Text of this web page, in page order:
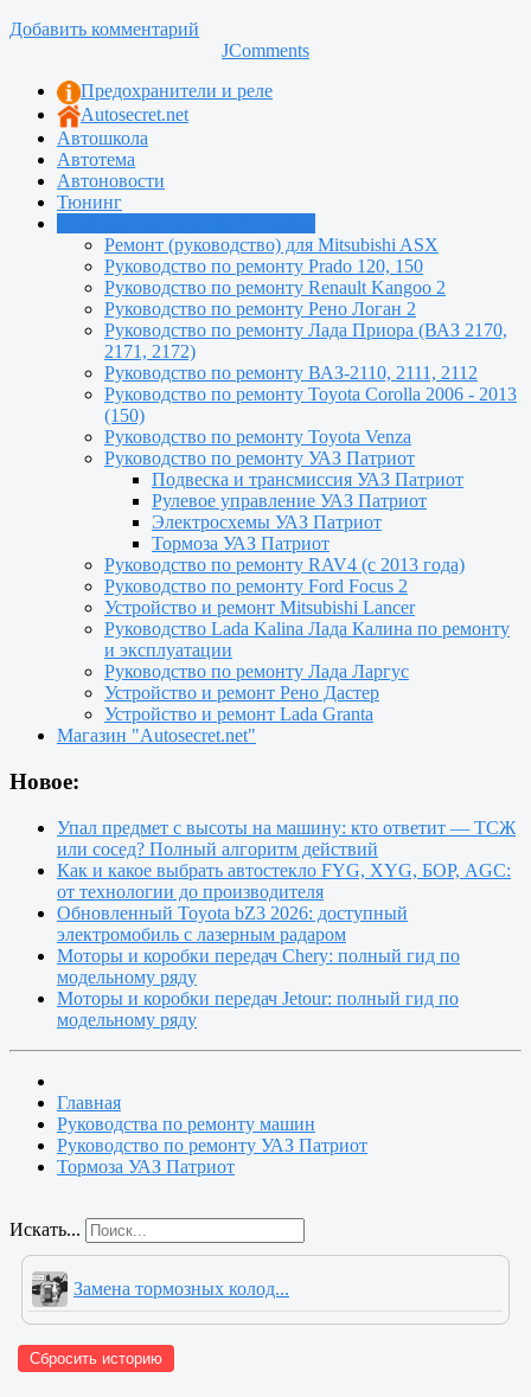
Добавить комментарий
JComments
Предохранители и реле
Autosecret.net
Автошкола
Автотема
Автоновости
Тюнинг
Ремонт (руководство) для Mitsubishi ASX
Руководство по ремонту Prado 120, 150
Руководство по ремонту Renault Kangoo 2
Руководство по ремонту Рено Логан 2
Руководство по ремонту Лада Приора (ВАЗ 2170,
2171, 2172)
Руководство по ремонту ВАЗ-2110, 2111, 2112
Руководство по ремонту Toyota Сorolla 2006 - 2013
(150)
Руководство по ремонту Toyota Venza
Руководство по ремонту УАЗ Патриот
Подвеска и трансмиссия УАЗ Патриот
Рулевое управление УАЗ Патриот
Электросхемы УАЗ Патриот
Тормоза УАЗ Патриот
Руководство по ремонту RAV4 (с 2013 года)
Руководство по ремонту Ford Focus 2
Устройство и ремонт Mitsubishi Lancer
Руководство Lada Kalina Лада Калина по ремонту
и эксплуатации
Руководство по ремонту Лада Ларгус
Устройство и ремонт Рено Дастер
Устройство и ремонт Lada Granta
Магазин "Autosecret.net"
Новое:
Упал предмет с высоты на машину: кто ответит — ТСЖ
или сосед? Полный алгоритм действий
Как и какое выбрать автостекло FYG, XYG, БОР, AGC:
от технологии до производителя
Обновленный Toyota bZ3 2026: доступный
электромобиль с лазерным радаром
Моторы и коробки передач Chery: полный гид по
модельному ряду
Моторы и коробки передач Jetour: полный гид по
модельному ряду
Главная
Руководства по ремонту машин
Руководство по ремонту УАЗ Патриот
Тормоза УАЗ Патриот
Искать...
Замена тормозных колод...
Сбросить историю